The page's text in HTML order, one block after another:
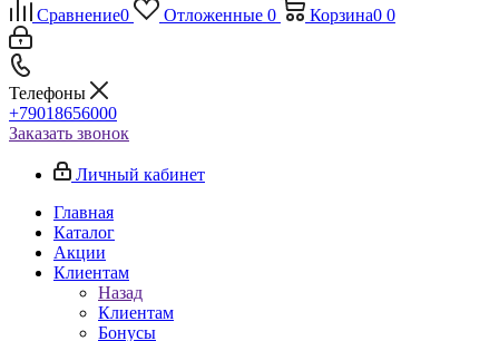
Сравнение0 Отложенные 0 Корзина0 0
Телефоны
+79018656000
Заказать звонок
Личный кабинет
Главная
Каталог
Акции
Клиентам
Назад
Клиентам
Бонусы